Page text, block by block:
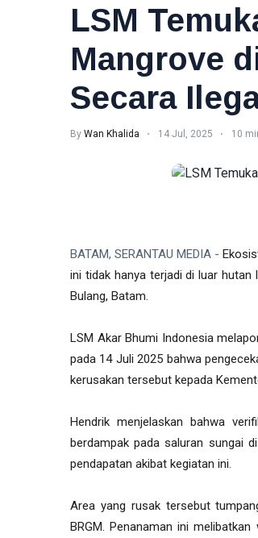
LSM
Mangrove
Secara
By Wan Khalida 14 Jul, 2025 10
BATAM, SERANTAU MEDIA -
ini tidak hanya terjadi di luar hutan
Bulang, Batam.
LSM Akar Bhumi Indonesia
pada 14 Juli 2025 bahwa
kerusakan tersebut kepada
Hendrik menjelaskan bahwa
berdampak pada saluran sungai
pendapatan akibat kegiatan ini.
Area yang rusak tersebut
BRGM. Penanaman ini